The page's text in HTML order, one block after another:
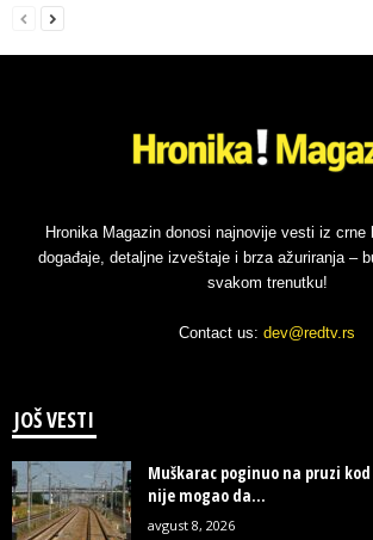
Hronika Magazin donosi najnovije vesti iz crne
događaje, detaljne izveštaje i brza ažuriranja –
svakom trenutku!
Contact us: dev@redtv.rs
JOŠ VESTI
Muškarac poginuo na pruzi
nije mogao da...
avgust 8, 2026